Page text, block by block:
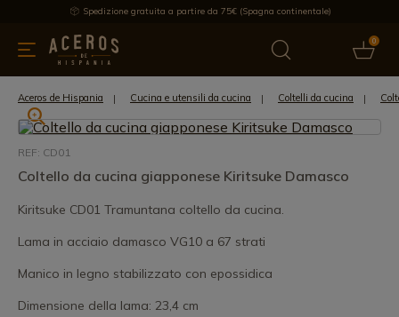
Spedizione gratuita a partire da 75€ (Spagna continentale)
0
cucina Offre Ultime notizie Venduti Marche
Aceros de Hispania Cucina e utensili da cucina Coltelli da cucina
REF: CD01
Coltello da cucina giapponese Kiritsuke Damasco
Kiritsuke CD01 Tramuntana coltello da cucina.
Lama in acciaio damasco VG10 a 67 strati
Manico in legno stabilizzato con epossidica
Dimensione della lama: 23,4 cm